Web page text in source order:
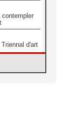
contempler
d'art
religieuses